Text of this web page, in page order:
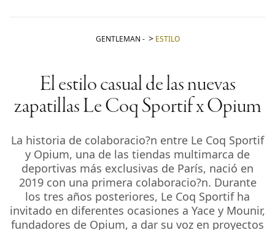
GENTLEMAN - ESTILO
El estilo casual de las nuevas
zapatillas Le Coq Sportif x Opium
La historia de colaboracio?n entre Le Coq Sportif
y Opium, una de las tiendas multimarca de
deportivas más exclusivas de París, nació en
2019 con una primera colaboracio?n. Durante
los tres años posteriores, Le Coq Sportif ha
invitado en diferentes ocasiones a Yace y Mounir,
fundadores de Opium, a dar su voz en proyectos